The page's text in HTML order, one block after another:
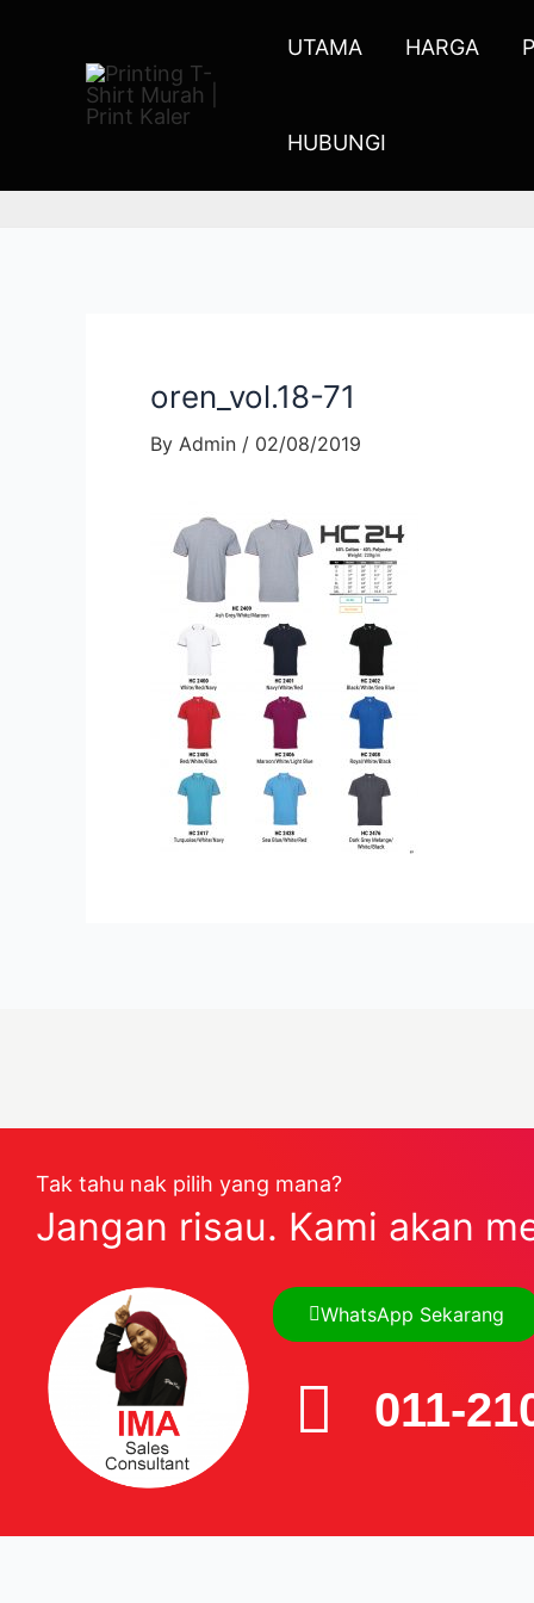
UTAMA HARGA
HUBUNGI
oren_vol.18-71
By Admin / 02/08/2019
Tak tahu nak pilih yang mana?
Jangan risau. Kami akan
WhatsApp Sekarang
011-